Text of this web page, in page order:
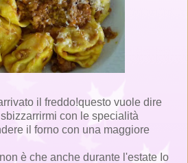
il freddo!questo vuole dire
con le specialità
il forno con una maggiore
è che anche durante l'estate Io